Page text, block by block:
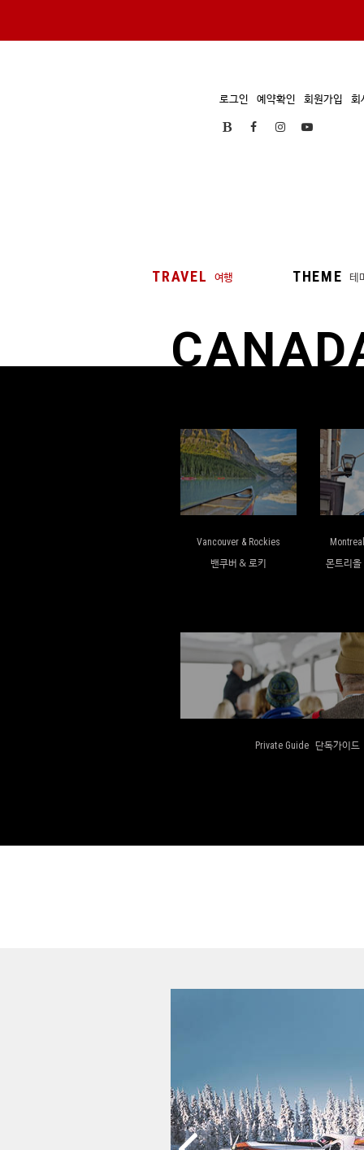
로그인 예약확인 회원가입 회
TRAVEL 여행 THEME 테
Vancouver & Rockies
밴쿠버 & 로키 몬트리
Private Guide 단독가이드